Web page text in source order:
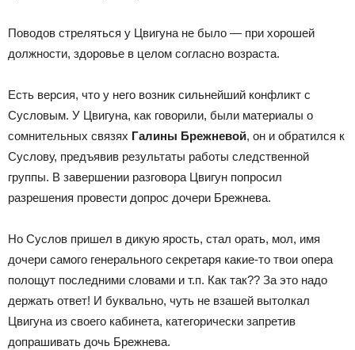
Поводов стреляться у Цвигуна не было — при хорошей
должности, здоровье в целом согласно возраста.
Есть версия, что у него возник сильнейший конфликт с
Сусловым. У Цвигуна, как говорили, были материалы о
сомнительных связях Галины Брежневой, он и обратился к
Суслову, предъявив результаты работы следственной
группы. В завершении разговора Цвигун попросил
разрешения провести допрос дочери Брежнева.
Но Суслов пришел в дикую ярость, стал орать, мол, имя
дочери самого генерального секретаря какие-то твои опера
полощут последними словами и т.п. Как так?? За это надо
держать ответ! И буквально, чуть не взашей вытолкал
Цвигуна из своего кабинета, категорически запретив
допрашивать дочь Брежнева.